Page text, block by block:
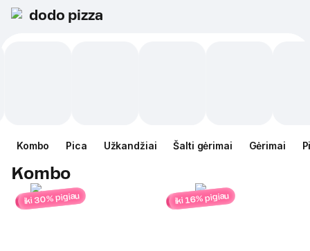
dodo pizza
Kombo Pica Užkandžiai Šalti gėrimai Gėrimai
Kombo
iki 30% pigiau iki 16% pigiau